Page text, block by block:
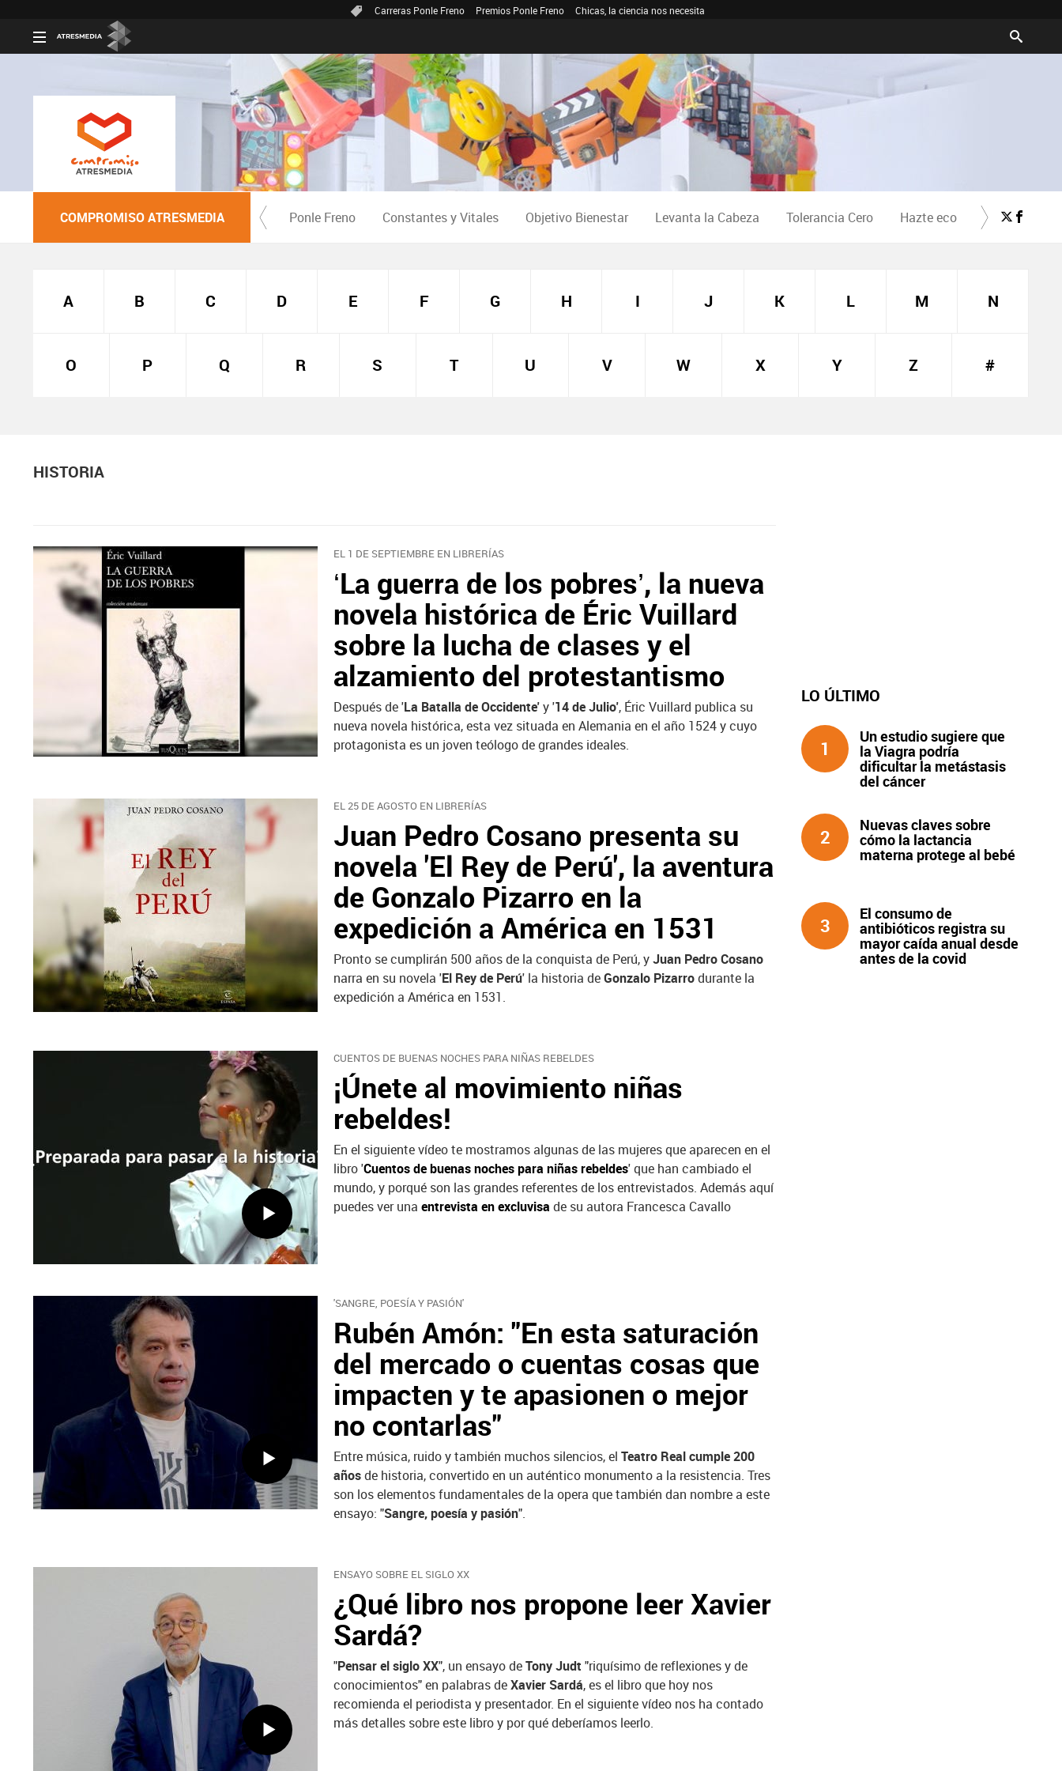
Carreras Ponle Freno Premios Ponle Freno Chicas, la ciencia nos necesita
COMPROMISO ATRESMEDIA Ponle Freno Constantes y Vitales Objetivo Bienestar Levanta la Cabeza Tolerancia Cero Hazte eco Crea Cultura
A B C D E F G H I J K L M N
O P Q R S T U V W X Y Z #
HISTORIA
EL 1 DE SEPTIEMBRE EN LIBRERÍAS
‘La guerra de los pobres’, la nueva
novela histórica de Éric Vuillard
sobre la lucha de clases y el
alzamiento del protestantismo
Después de 'La Batalla de Occidente'y '14 de Julio', Éric Vuillard publica su
nueva novela histórica, esta vez situada en Alemania en el año 1524 y cuyo
protagonista es un joven teólogo de grandes ideales.
EL 25 DE AGOSTO EN LIBRERÍAS
Juan Pedro Cosano presenta su
novela 'El Rey de Perú', la aventura
de Gonzalo Pizarro en la
expedición a América en 1531
Pronto se cumplirán 500 años de la conquista de Perú, yJuan Pedro Cosano
narra en su novela 'El Rey de Perú' la historia deGonzalo Pizarrodurante la
expedición a América en 1531.
CUENTOS DE BUENAS NOCHES PARA NIÑAS REBELDES
¡Únete al movimiento niñas
rebeldes!
En el siguiente vídeo te mostramos algunas de las mujeres que aparecen en el
libro 'Cuentos de buenas noches para niñas rebeldes' que han cambiado el
mundo, y porqué son las grandes referentes de los entrevistados. Además aquí
puedes ver una entrevista en excluvisa de su autora Francesca Cavallo
'SANGRE, POESÍA Y PASIÓN'
Rubén Amón: "En esta saturación
del mercado o cuentas cosas que
impacten y te apasionen o mejor
no contarlas"
Entre música, ruido y también muchos silencios, el Teatro Real cumple 200
añosde historia, convertido en un auténtico monumento a la resistencia. Tres
son los elementos fundamentales de la opera que también dan nombre a este
ensayo: "Sangre, poesía y pasión".
ENSAYO SOBRE EL SIGLO XX
¿Qué libro nos propone leer Xavier
Sardá?
"Pensar el siglo XX", un ensayo deTony Judt "riquísimo de reflexiones y de
conocimientos" en palabras deXavier Sardá, es el libro que hoy nos
recomienda el periodista y presentador. En el siguiente vídeo nos ha contado
más detalles sobre este libro y por qué deberíamos leerlo.
LO ÚLTIMO
1
Un estudio sugiere que
la Viagra podría
dificultar la metástasis
del cáncer
2
Nuevas claves sobre
cómo la lactancia
materna protege al bebé
3
El consumo de
antibióticos registra su
mayor caída anual desde
antes de la covid